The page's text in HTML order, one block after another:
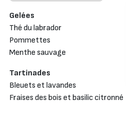
Gelées
Thé du labrador
Pommettes
Menthe sauvage
Tartinades
Bleuets et lavandes
Fraises des bois et basilic citronné